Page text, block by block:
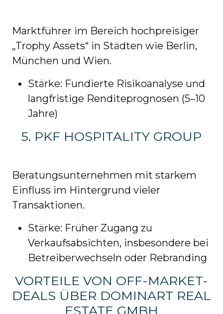
Marktführer im Bereich hochpreisiger
„Trophy Assets“ in Städten wie Berlin,
München und Wien.
Stärke: Fundierte Risikoanalyse und
langfristige Renditeprognosen (5–10
Jahre)
5. PKF HOSPITALITY GROUP
Beratungsunternehmen mit starkem
Einfluss im Hintergrund vieler
Transaktionen.
Stärke: Früher Zugang zu
Verkaufsabsichten, insbesondere bei
Betreiberwechseln oder Rebranding
VORTEILE VON OFF-MARKET-
DEALS ÜBER DOMINART REAL
ESTATE GMBH